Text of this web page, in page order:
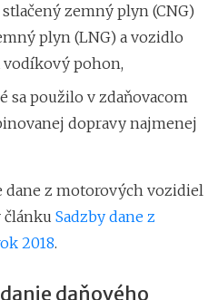
zemný plyn (CNG)
plyn (LNG) a vozidlo
vodíkový pohon,
sa použilo v zdaňovacom
dopravy najmenej
dane z motorových vozidiel
článku Sadzby dane z
2018.
daňového